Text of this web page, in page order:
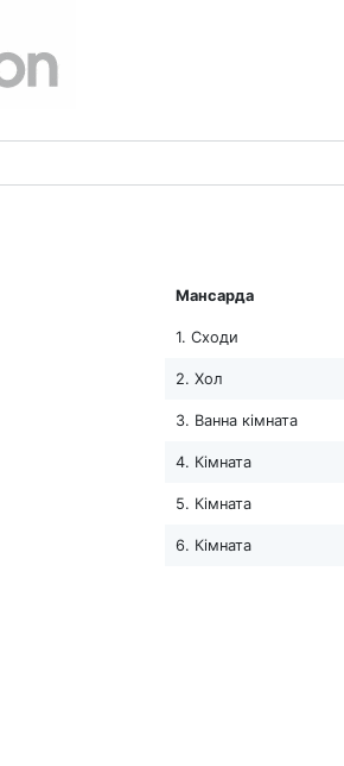
Мансарда
1. Сходи
2. Хол
3. Ванна кімната
4. Кімната
5. Кімната
6. Кімната